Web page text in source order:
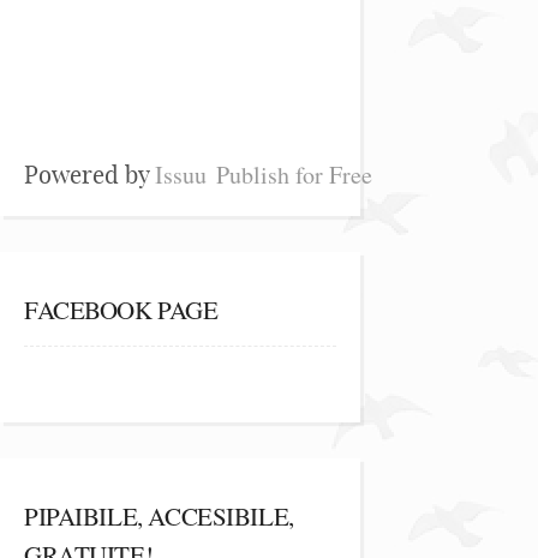
Powered byIssuu Publish for Free
FACEBOOK PAGE
PIPAIBILE, ACCESIBILE,